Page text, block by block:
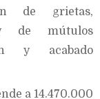
de grietas,
de mútulos
y acabado
a 14.470.000